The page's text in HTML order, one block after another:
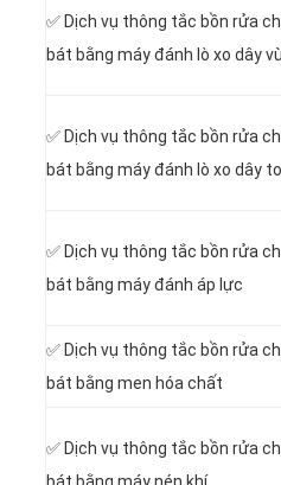
✅ Dịch vụ thông tắc bồn rửa
bát bằng máy đánh lò xo dây
✅ Dịch vụ thông tắc bồn rửa
bát bằng máy đánh lò xo dây to
✅ Dịch vụ thông tắc bồn rửa
bát bằng máy đánh áp lực
✅ Dịch vụ thông tắc bồn rửa
bát bằng men hóa chất
✅ Dịch vụ thông tắc bồn rửa
bát bằng máy nén khí